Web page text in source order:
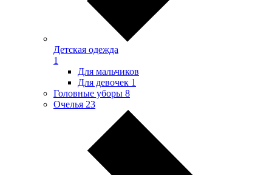
Детская одежда
1
Для мальчиков
Для девочек 1
Головные уборы 8
Очелья 23